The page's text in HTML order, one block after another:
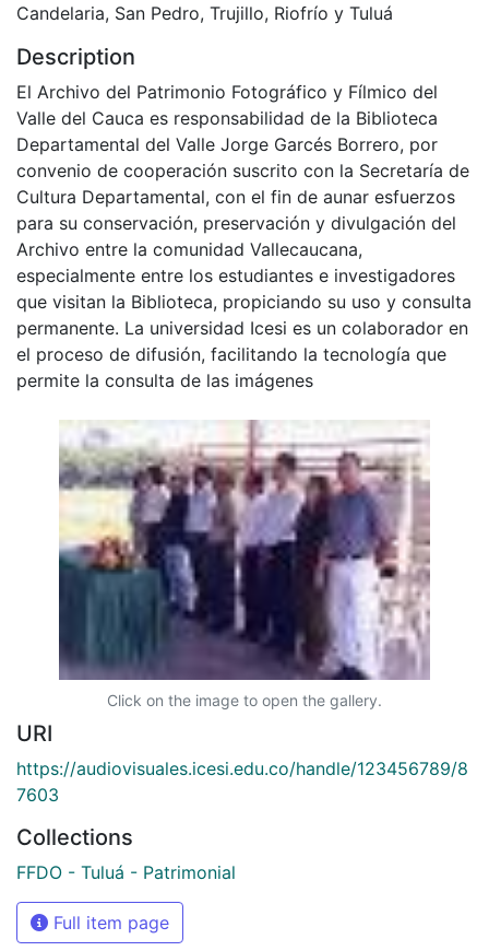
Candelaria, San Pedro, Trujillo, Riofrío y Tuluá
Description
El Archivo del Patrimonio Fotográfico y Fílmico del
Valle del Cauca es responsabilidad de la Biblioteca
Departamental del Valle Jorge Garcés Borrero, por
convenio de cooperación suscrito con la Secretaría de
Cultura Departamental, con el fin de aunar esfuerzos
para su conservación, preservación y divulgación del
Archivo entre la comunidad Vallecaucana,
especialmente entre los estudiantes e investigadores
que visitan la Biblioteca, propiciando su uso y consulta
permanente. La universidad Icesi es un colaborador en
el proceso de difusión, facilitando la tecnología que
permite la consulta de las imágenes
Click on the image to open the gallery.
URI
https://audiovisuales.icesi.edu.co/handle/123456789/8
7603
Collections
FFDO - Tuluá - Patrimonial
Full item page